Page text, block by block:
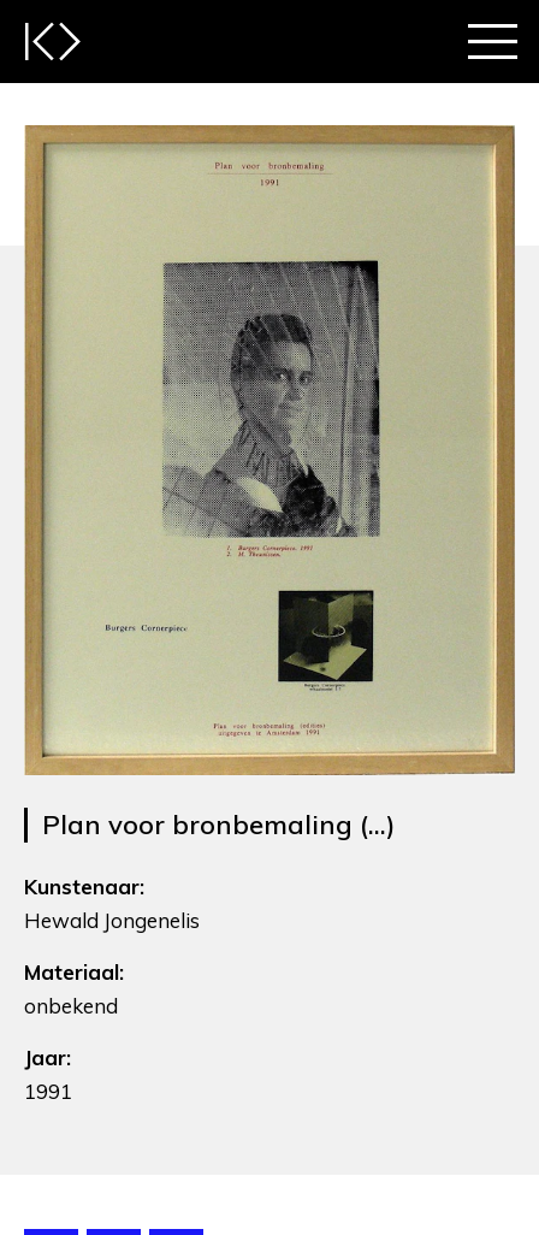
Plan voor bronbemaling (...)
Kunstenaar:
Hewald Jongenelis
Materiaal:
onbekend
Jaar:
1991